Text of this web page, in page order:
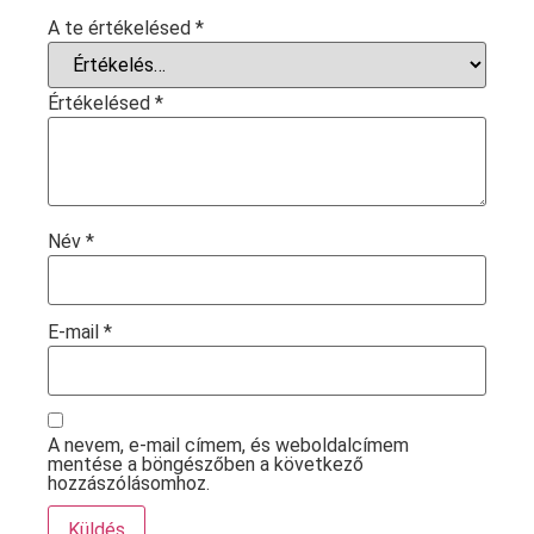
A te értékelésed *
Értékelésed *
Név *
E-mail *
A nevem, e-mail címem, és weboldalcímem
mentése a böngészőben a következő
hozzászólásomhoz.